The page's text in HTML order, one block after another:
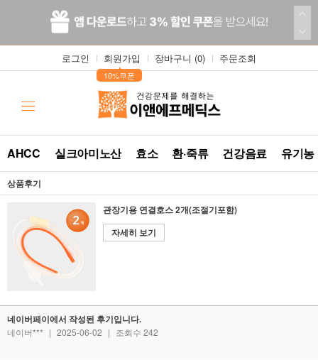
로그인 회원가입
▲
10%쿠폰
장바구니 (0) 주문조회
AHCC 실크아미노산 효소 환·죽류 건강음료 유기
상품후기
관장기용 연결호스 2개(조절기포함)
자세히 보기
네이버페이에서 작성된 후기입니다.
네이버*** | 2025-06-02 | 조회수 242